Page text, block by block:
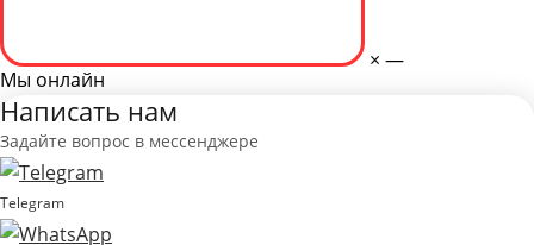
× —
Мы онлайн
Написать нам
Задайте вопрос в мессенджере
Telegram